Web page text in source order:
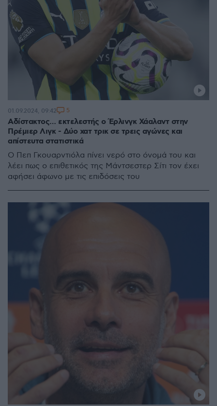
Αδίστακτος… εκτελεστής ο Έρλινγκ Χάαλαντ στην
Πρέμιερ Λιγκ - Δύο χατ τρικ σε τρεις αγώνες και
απίστευτα στατιστικά
Ο Πεπ Γκουαρντιόλα πίνει νερό στο όνομά του και
λέει πως ο επιθετικός της Μάντσεστερ Σίτι τον έχει
αφήσει άφωνο με τις επιδόσεις του
01.09.2024, 09:42 5